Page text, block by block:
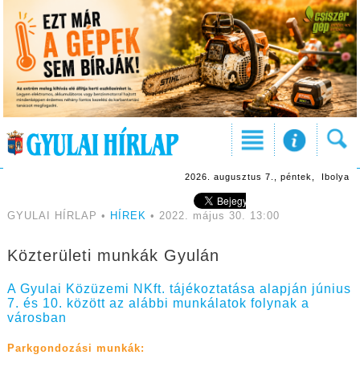
2026. augusztus 7., péntek, Ibolya
GYULAI HÍRLAP • HÍREK • 2022. május 30. 13:00
Közterületi munkák Gyulán
A Gyulai Közüzemi NKft. tájékoztatása alapján június
7. és 10. között az alábbi munkálatok folynak a
városban
Parkgondozási munkák: